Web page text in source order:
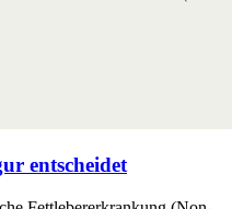
entscheidet